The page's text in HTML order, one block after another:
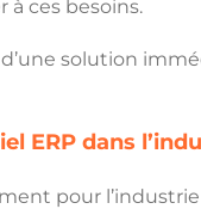
à ces besoins.
solution
ERP dans
pour